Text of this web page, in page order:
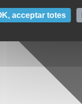
acceptar totes